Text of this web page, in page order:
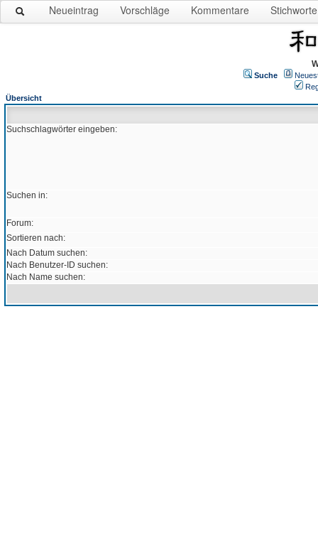
Neueintrag Vorschläge Kommentare Stichworte
Suche
Übersicht
Suchschlagwörter eingeben:
Suchen in:
Forum:
Sortieren nach:
Nach Datum suchen:
Nach Benutzer-ID suchen:
Nach Name suchen: